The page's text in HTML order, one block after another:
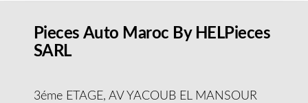
Pieces Auto Maroc By HELPieces
SARL
3éme ETAGE, AV YACOUB EL MANSOUR